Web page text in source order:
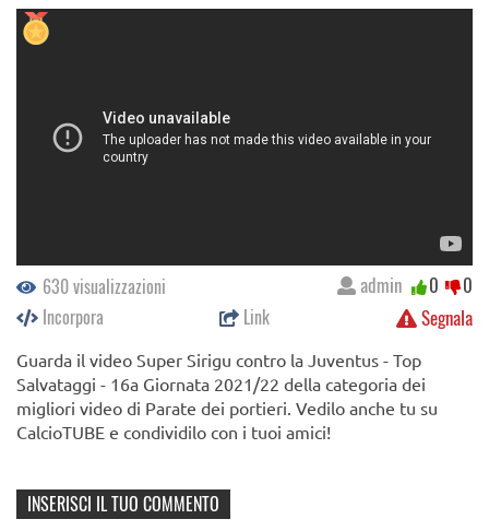
630 visualizzazioni
Incorpora
Link Segnala
admin 0 0
Guarda il video Super Sirigu contro la Juventus - Top
Salvataggi - 16a Giornata 2021/22 della categoria dei
migliori video di Parate dei portieri. Vedilo anche tu su
CalcioTUBE e condividilo con i tuoi amici!
INSERISCI IL TUO COMMENTO